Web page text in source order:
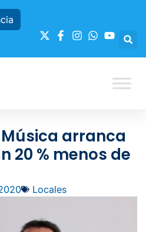
Música arranca
20 % menos de
Locales